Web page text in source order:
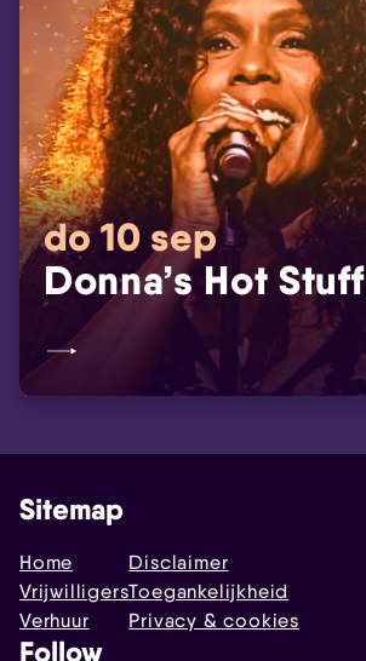
do 10 sep
Donna’s Hot Stuff
Sitemap
Home
Vrijwilligers
Verhuur
Disclaimer
Toegankelijkheid
Privacy & cookies
Follow